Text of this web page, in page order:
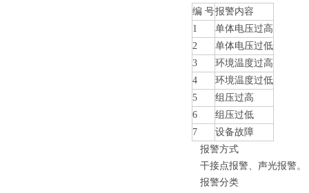
编 号报警内容
1
单体电压过高
2
单体电压过低
3
环境温度过高
4
环境温度过低
5
组压过高
6
组压过低
7
设备故障
报警方式
干接点报警、声光报警。
报警分类